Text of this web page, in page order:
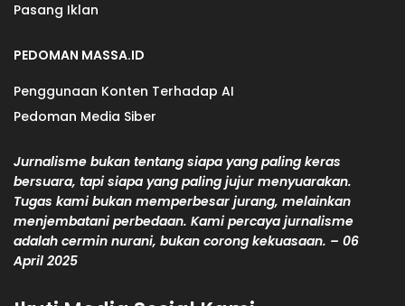
Pasang Iklan
PEDOMAN MASSA.ID
Penggunaan Konten Terhadap AI
Pedoman Media Siber
Jurnalisme bukan tentang siapa yang paling keras
bersuara, tapi siapa yang paling jujur menyuarakan.
Tugas kami bukan memperbesar jurang, melainkan
menjembatani perbedaan. Kami percaya jurnalisme
adalah cermin nurani, bukan corong kekuasaan. – 06
April 2025